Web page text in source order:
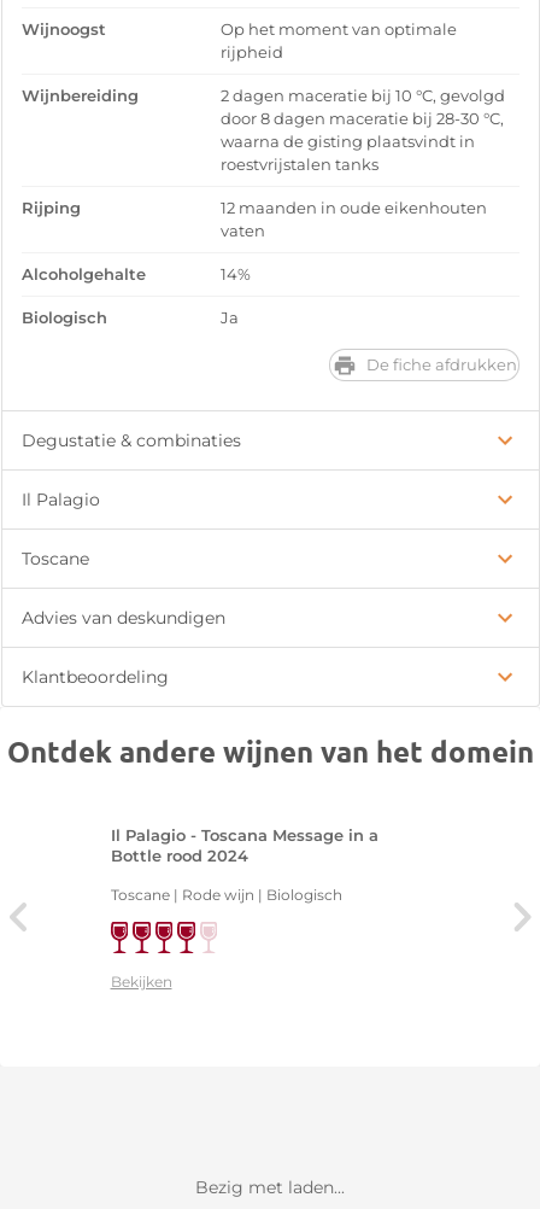
Wijnoogst
Op het moment van optimale
rijpheid
Wijnbereiding
2 dagen maceratie bij 10 °C, gevolgd
door 8 dagen maceratie bij 28-30 °C,
waarna de gisting plaatsvindt in
roestvrijstalen tanks
Rijping
12 maanden in oude eikenhouten
vaten
Alcoholgehalte 14%
Biologisch Ja
De fiche afdrukken
Degustatie & combinaties
Il Palagio
Toscane
Advies van deskundigen
Klantbeoordeling
Ontdek andere wijnen van het domein
Il Palagio - Toscana Message in a
Bottle rood 2024
Toscane | Rode wijn | Biologisch
Bekijken
Bezig met laden...